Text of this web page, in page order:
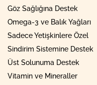
Göz Sağlığına Destek
Omega-3 ve Balık Yağları
Sadece Yetişkinlere Özel
Sindirim Sistemine Destek
Üst Solunuma Destek
Vitamin ve Mineraller